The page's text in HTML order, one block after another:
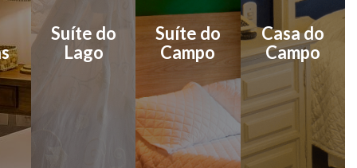
Suíte do
Lago
Suíte do
Campo
Casa do
Campo